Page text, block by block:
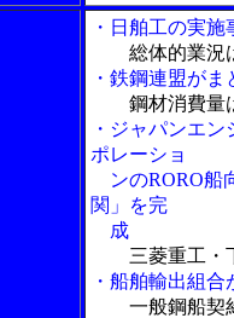
・日舶工の実
総体的業況
・鉄鋼連盟が
鋼材消費量
・ジャパンエ
ポレーショ
ンのRORO船
関」を完
成
三菱重工・
・船舶輸出組
一般鋼船契